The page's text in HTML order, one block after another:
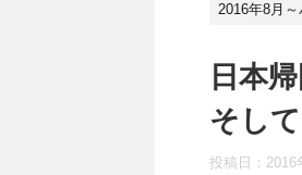
2016年8月
日本
そし
投稿日： 2016